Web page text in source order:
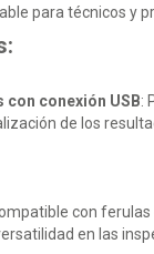
para técnicos y
conexión USB:
de los
con ferulas
en las